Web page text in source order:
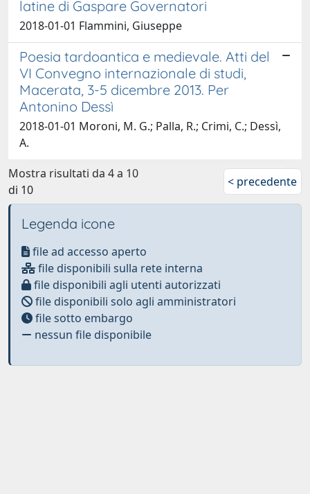
latine di Gaspare Governatori
2018-01-01 Flammini, Giuseppe
Poesia tardoantica e medievale. Atti del
VI Convegno internazionale di studi,
Macerata, 3-5 dicembre 2013. Per
Antonino Dessì
2018-01-01 Moroni, M. G.; Palla, R.; Crimi, C.; Dessì,
A.
Mostra risultati da 4 a 10
di 10
< precedente
Legenda icone
file ad accesso aperto
file disponibili sulla rete interna
file disponibili agli utenti autorizzati
file disponibili solo agli amministratori
file sotto embargo
nessun file disponibile